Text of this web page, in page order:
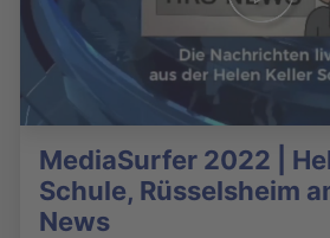
MediaSurfer 2022 |
Schule, Rüsselsheim
News